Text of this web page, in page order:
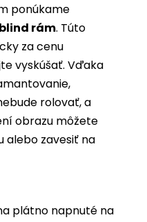
ponúkame
rám. Túto
za cenu
vyskúšať. Vďaka
rolovať, a
obrazu môžete
alebo zavesiť na
plátno napnuté na